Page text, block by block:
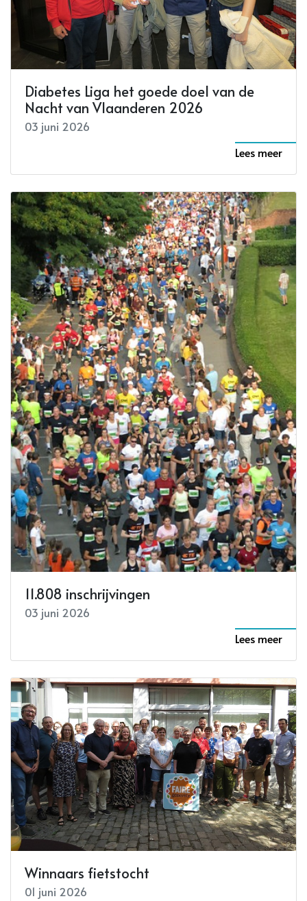
Diabetes Liga het goede doel van de
Nacht van Vlaanderen 2026
03 juni 2026
Lees meer
11.808 inschrijvingen
03 juni 2026
Lees meer
Winnaars fietstocht
01 juni 2026